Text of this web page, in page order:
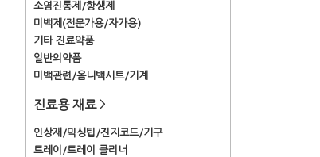
소염진통제/항생제
미백제(전문가용/자가용)
기타 진료약품
일반의약품
미백관련/옴니백시트/기계
진료용 재료 >
인상재/믹싱팁/진지코드/기구
트레이/트레이 클리너